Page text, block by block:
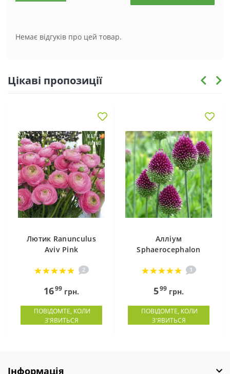
Немає відгуків про цей товар.
Цікаві пропозиції
Лютик Ranunculus
Aviv Pink
2
1699 грн.
ПОВІДОМТЕ, КОЛИ
З'ЯВИТЬСЯ
Алліум
Sphaerocephalon
1
599 грн.
ПОВІДОМТЕ, КОЛИ
З'ЯВИТЬСЯ
Інформація